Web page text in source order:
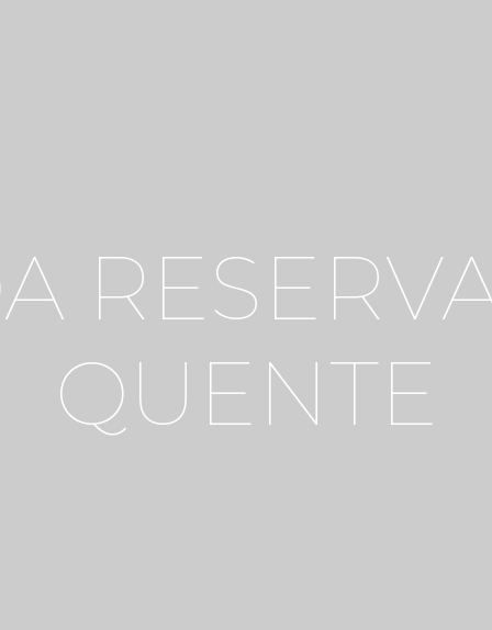
QUENTE